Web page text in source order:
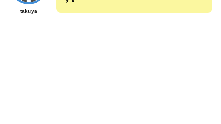
takuya